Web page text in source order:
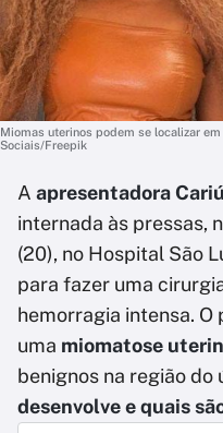
Miomas uterinos podem se localizar
Sociais/Freepik
A apresentadora
internada às pressas,
(20), no Hospital São
para fazer uma
hemorragia intensa.
uma miomatose
benignos na região do
desenvolve e quais